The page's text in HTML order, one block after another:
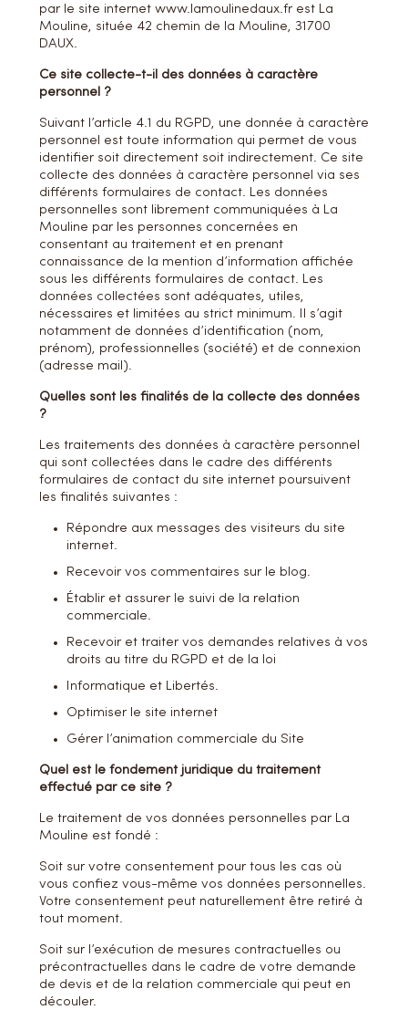
par le site internet www.lamoulinedaux.fr est La
Mouline, située 42 chemin de la Mouline, 31700
DAUX.
Ce site collecte-t-il des données à caractère
personnel ?
Suivant l’article 4.1 du RGPD, une donnée à caractère
personnel est toute information qui permet de vous
identifier soit directement soit indirectement. Ce site
collecte des données à caractère personnel via ses
différents formulaires de contact. Les données
personnelles sont librement communiquées à La
Mouline par les personnes concernées en
consentant au traitement et en prenant
connaissance de la mention d’information affichée
sous les différents formulaires de contact. Les
données collectées sont adéquates, utiles,
nécessaires et limitées au strict minimum. Il s’agit
notamment de données d’identification (nom,
prénom), professionnelles (société) et de connexion
(adresse mail).
Quelles sont les finalités de la collecte des données
?
Les traitements des données à caractère personnel
qui sont collectées dans le cadre des différents
formulaires de contact du site internet poursuivent
les finalités suivantes :
Répondre aux messages des visiteurs du site
internet.
Recevoir vos commentaires sur le blog.
Établir et assurer le suivi de la relation
commerciale.
Recevoir et traiter vos demandes relatives à vos
droits au titre du RGPD et de la loi
Informatique et Libertés.
Optimiser le site internet
Gérer l’animation commerciale du Site
Quel est le fondement juridique du traitement
effectué par ce site ?
Le traitement de vos données personnelles par La
Mouline est fondé :
Soit sur votre consentement pour tous les cas où
vous confiez vous-même vos données personnelles.
Votre consentement peut naturellement être retiré à
tout moment.
Soit sur l’exécution de mesures contractuelles ou
précontractuelles dans le cadre de votre demande
de devis et de la relation commerciale qui peut en
découler.